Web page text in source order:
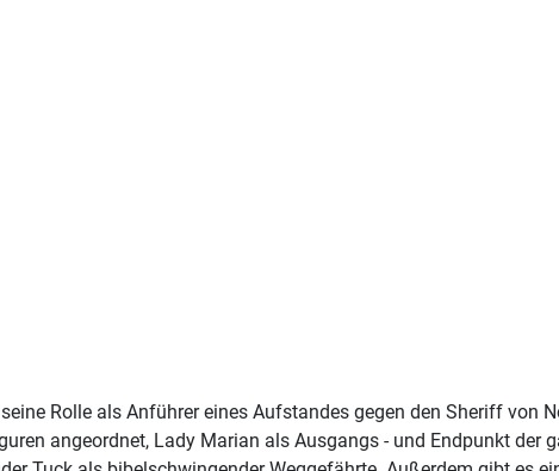
Rolle als Anführer eines Aufstandes gegen den Sheriff von
angeordnet, Lady Marian als Ausgangs - und Endpunkt der